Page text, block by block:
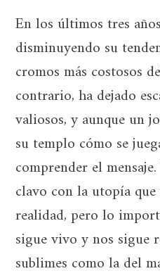
En los últimos tres
disminuyendo su
cromos más costosos
contrario, ha dejado
valiosos, y aunque un
su templo cómo se
comprender el
clavo con la utopía
realidad, pero lo
sigue vivo y nos sigue
sublimes como la del